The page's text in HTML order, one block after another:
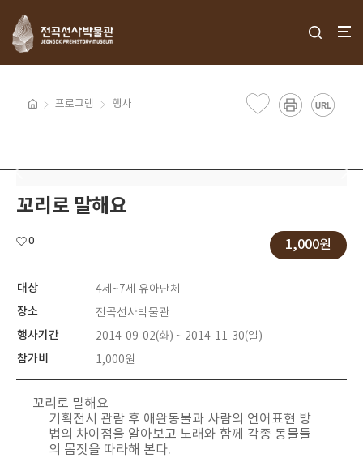
프로그램 행사
꼬리로 말해요
0 1,000원
대상 4세~7세 유아단체
장소 전곡선사박물관
행사기간 2014-09-02(화) ~ 2014-11-30(일)
참가비 1,000원
꼬리로 말해요
기획전시 관람 후 애완동물과 사람의 언어표현 방
법의 차이점을 알아보고 노래와 함께 각종 동물들
의 몸짓을 따라해 본다.